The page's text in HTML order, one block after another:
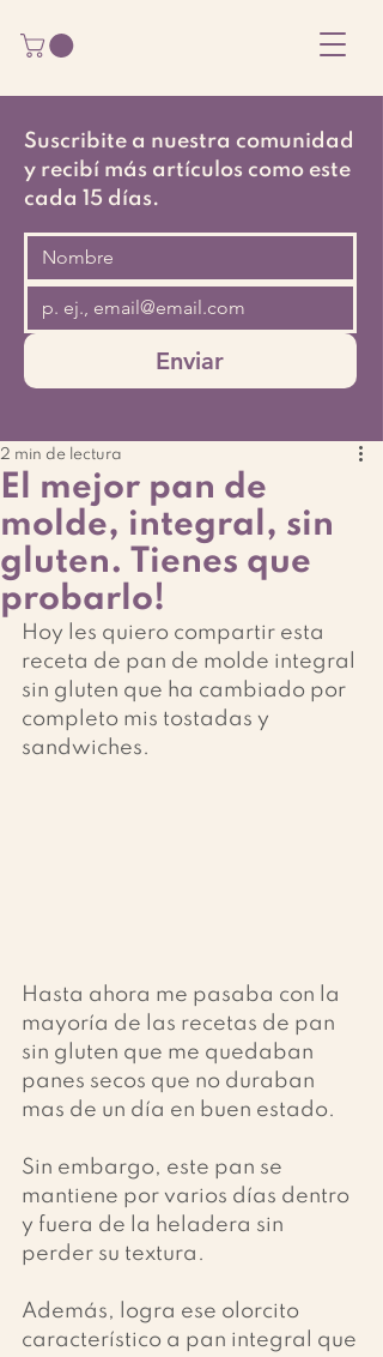
Suscribite a nuestra comunidad
y recibí más artículos como este
cada 15 días.
Enviar
El mejor pan de
molde, integral, sin
gluten. Tienes que
probarlo!
2 min de lectura
Hoy les quiero compartir esta
receta de pan de molde integral
sin gluten que ha cambiado por
completo mis tostadas y
sandwiches.
Hasta ahora me pasaba con la
mayoría de las recetas de pan
sin gluten que me quedaban
panes secos que no duraban
mas de un día en buen estado.
Sin embargo, este pan se
mantiene por varios días dentro
y fuera de la heladera sin
perder su textura.
Además, logra ese olorcito
característico a pan integral que